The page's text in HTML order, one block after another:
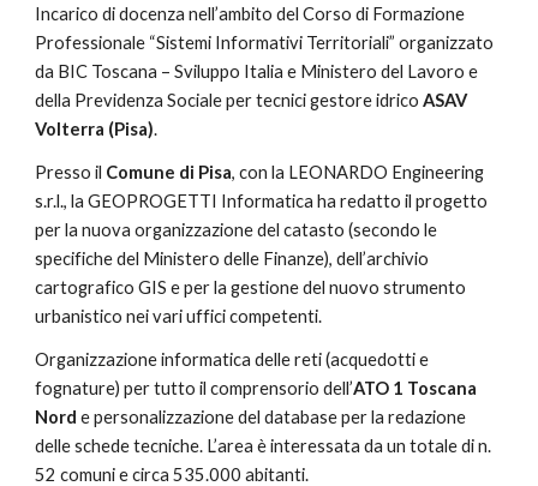
Incarico di docenza nell’ambito del Corso di Formazione
Professionale “Sistemi Informativi Territoriali” organizzato
da BIC Toscana – Sviluppo Italia e Ministero del Lavoro e
della Previdenza Sociale per tecnici gestore idrico ASAV
Volterra (Pisa).
Presso il Comune di Pisa, con la LEONARDO Engineering
s.r.l., la GEOPROGETTI Informatica ha redatto il progetto
per la nuova organizzazione del catasto (secondo le
specifiche del Ministero delle Finanze), dell’archivio
cartografico GIS e per la gestione del nuovo strumento
urbanistico nei vari uffici competenti.
Organizzazione informatica delle reti (acquedotti e
fognature) per tutto il comprensorio dell’ATO 1 Toscana
Nord e personalizzazione del database per la redazione
delle schede tecniche. L’area è interessata da un totale di n.
52 comuni e circa 535.000 abitanti.